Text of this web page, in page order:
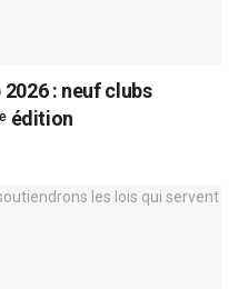
: neuf clubs
édition